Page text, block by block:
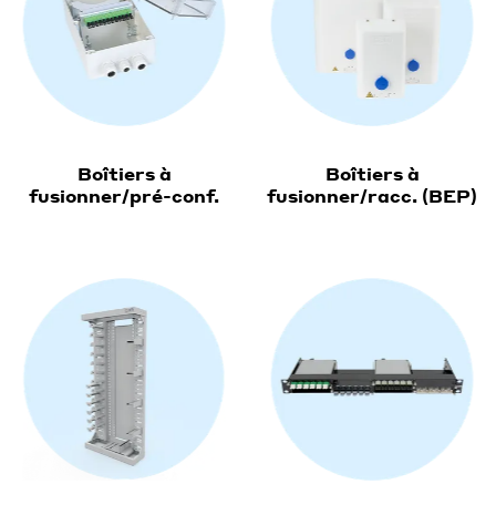
Boîtiers à
fusionner/pré-conf.
Boîtiers à
fusionner/racc. (BEP)